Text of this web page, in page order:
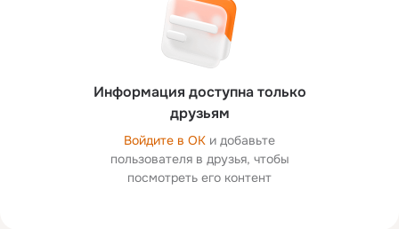
Информация доступна только
друзьям
Войдите в ОК и добавьте
пользователя в друзья, чтобы
посмотреть его контент